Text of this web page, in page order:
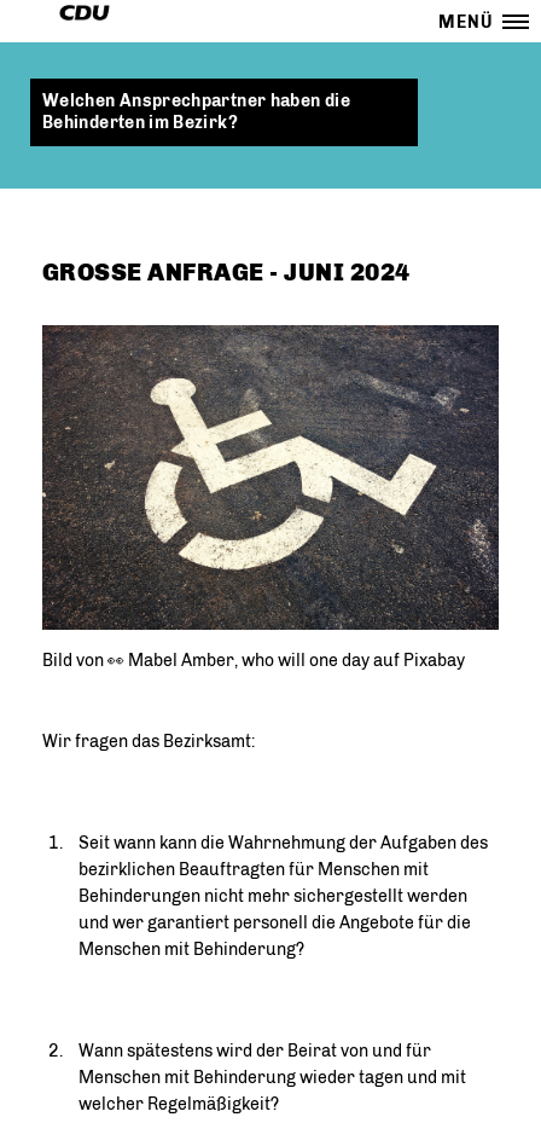
MENÜ
Welchen Ansprechpartner haben die
Behinderten im Bezirk?
GROSSE ANFRAGE - JUNI 2024
Bild von 👀 Mabel Amber, who will one day auf Pixabay
Wir fragen das Bezirksamt:
Seit wann kann die Wahrnehmung der Aufgaben des
bezirklichen Beauftragten für Menschen mit
Behinderungen nicht mehr sichergestellt werden
und wer garantiert personell die Angebote für die
Menschen mit Behinderung?
Wann spätestens wird der Beirat von und für
Menschen mit Behinderung wieder tagen und mit
welcher Regelmäßigkeit?